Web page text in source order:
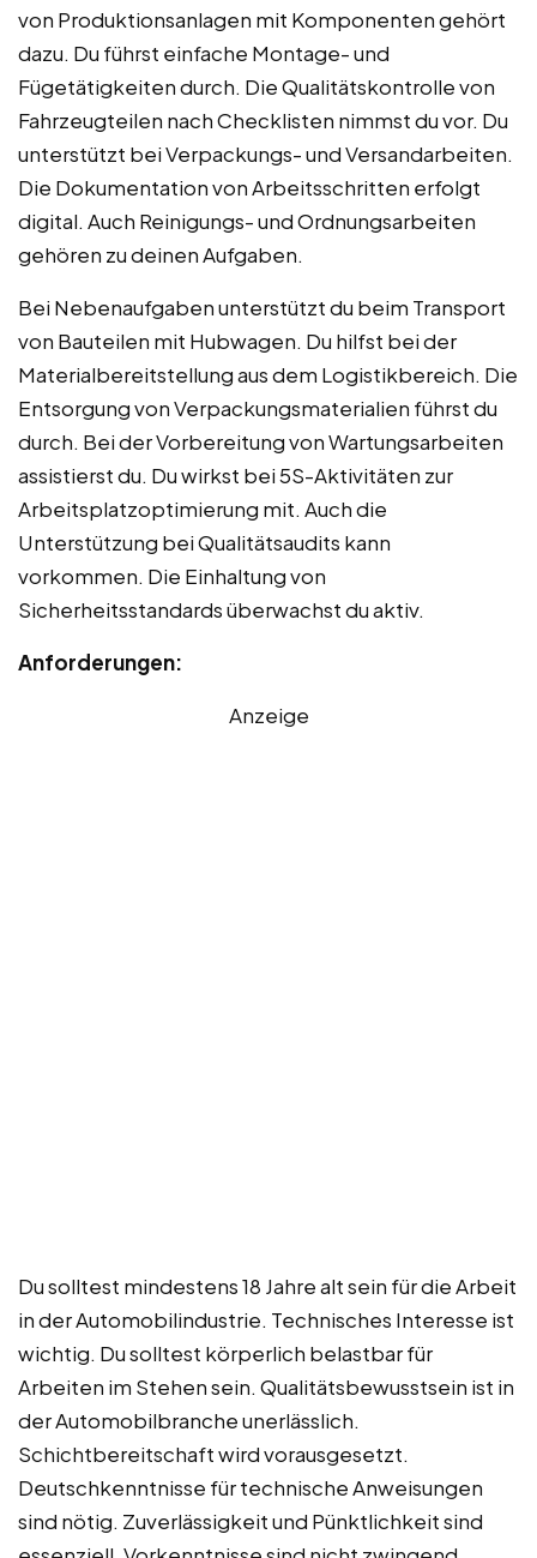
von Produktionsanlagen mit Komponenten gehört
dazu. Du führst einfache Montage- und
Fügetätigkeiten durch. Die Qualitätskontrolle von
Fahrzeugteilen nach Checklisten nimmst du vor. Du
unterstützt bei Verpackungs- und Versandarbeiten.
Die Dokumentation von Arbeitsschritten erfolgt
digital. Auch Reinigungs- und Ordnungsarbeiten
gehören zu deinen Aufgaben.
Bei Nebenaufgaben unterstützt du beim Transport
von Bauteilen mit Hubwagen. Du hilfst bei der
Materialbereitstellung aus dem Logistikbereich. Die
Entsorgung von Verpackungsmaterialien führst du
durch. Bei der Vorbereitung von Wartungsarbeiten
assistierst du. Du wirkst bei 5S-Aktivitäten zur
Arbeitsplatzoptimierung mit. Auch die
Unterstützung bei Qualitätsaudits kann
vorkommen. Die Einhaltung von
Sicherheitsstandards überwachst du aktiv.
Anforderungen:
Anzeige
Du solltest mindestens 18 Jahre alt sein für die Arbeit
in der Automobilindustrie. Technisches Interesse ist
wichtig. Du solltest körperlich belastbar für
Arbeiten im Stehen sein. Qualitätsbewusstsein ist in
der Automobilbranche unerlässlich.
Schichtbereitschaft wird vorausgesetzt.
Deutschkenntnisse für technische Anweisungen
sind nötig. Zuverlässigkeit und Pünktlichkeit sind